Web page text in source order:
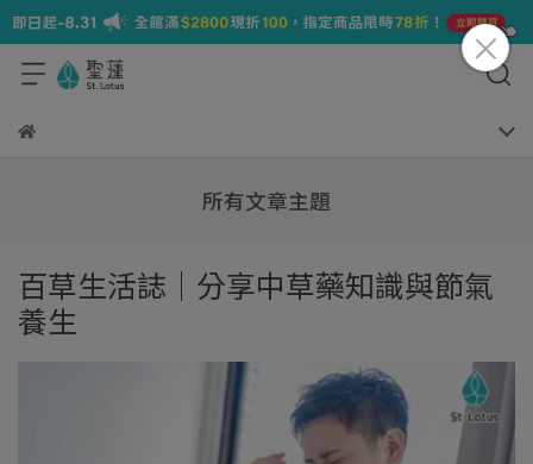
所有文章主題
百草生活誌｜分享中草藥知識與節氣
養生